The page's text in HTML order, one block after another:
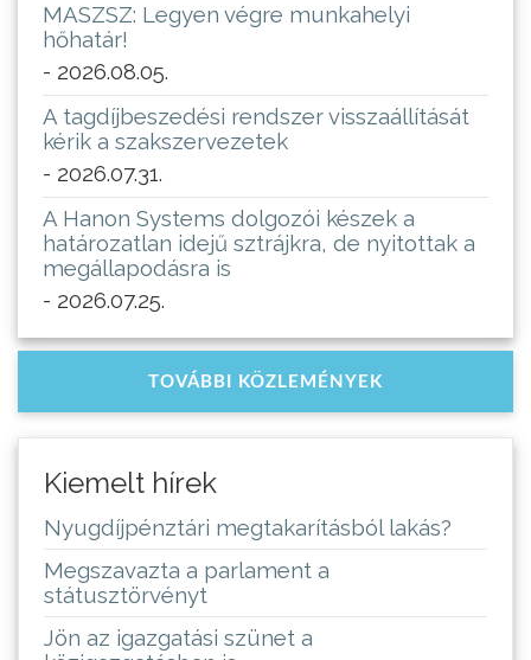
MASZSZ: Legyen végre munkahelyi
hőhatár!
- 2026.08.05.
A tagdíjbeszedési rendszer visszaállítását
kérik a szakszervezetek
- 2026.07.31.
A Hanon Systems dolgozói készek a
határozatlan idejű sztrájkra, de nyitottak a
megállapodásra is
- 2026.07.25.
TOVÁBBI KÖZLEMÉNYEK
Kiemelt hírek
Nyugdíjpénztári megtakarításból lakás?
Megszavazta a parlament a
státusztörvényt
Jön az igazgatási szünet a